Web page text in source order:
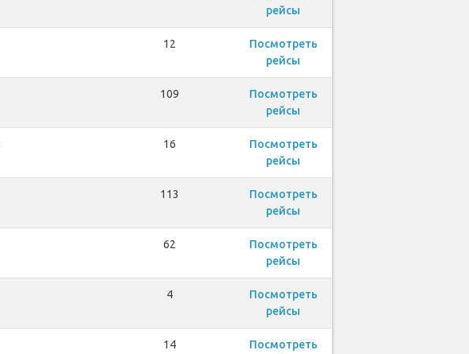
рейсы
12
Посмотреть
рейсы
109
Посмотреть
рейсы
16
Посмотреть
рейсы
113
Посмотреть
рейсы
62
Посмотреть
рейсы
4
Посмотреть
рейсы
14
Посмотреть